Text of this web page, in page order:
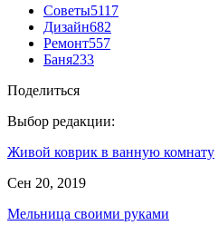
Советы5117
Дизайн682
Ремонт557
Баня233
Поделиться
Выбор редакции:
Живой коврик в ванную комнату
Сен 20, 2019
Мельница своими руками